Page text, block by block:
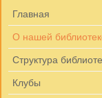
Главная
О нашей
Структура
Клубы